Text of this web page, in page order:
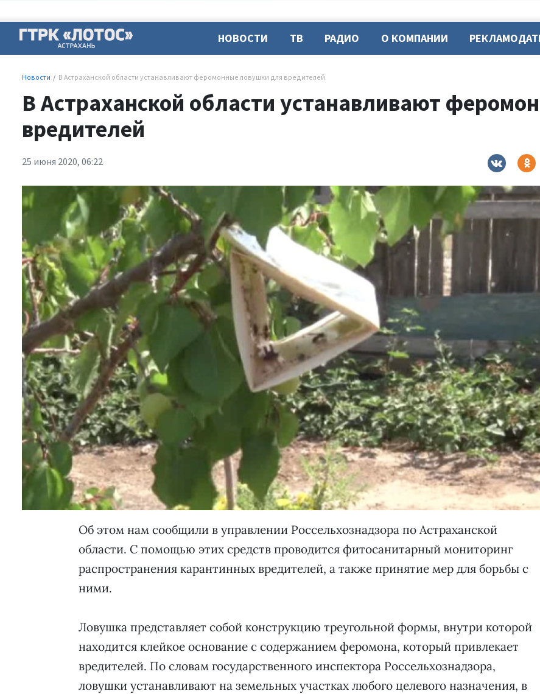
НОВОСТИ ТВ РАДИО О КОМПАНИИ
Новости В Астраханской области устанавливают феромонные ловушки для вредителей
В Астраханской области устанавливают
вредителей
25 июня 2020, 06:22
Об этом нам сообщили в управлении Россельхознадзора по Астраханской
области. С помощью этих средств проводится фитосанитарный мониторинг
распространения карантинных вредителей, а также принятие мер для борьбы с
ними.
Ловушка представляет собой конструкцию треугольной формы, внутри которой
находится клейкое основание с содержанием феромона, который привлекает
вредителей. По словам государственного инспектора Россельхознадзора,
ловушки устанавливают на земельных участках любого целевого назначения, в